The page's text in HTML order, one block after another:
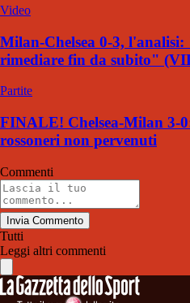
Video
Milan-Chelsea 0-3, l'analisi:
rimediare fin da subito"
Partite
FINALE! Chelsea-Milan 3-
rossoneri non pervenuti
Commenti
Invia Commento
Tutti
Leggi altri commenti